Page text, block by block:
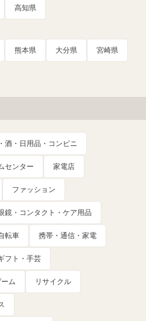
高知県
熊本県 大分県 宮崎県
酒・日用品・コンビニ
センター 家電店
ファッション
鏡・コンタクト・ケア用品
転車 携帯・通信・家電
フト・手芸
ム リサイクル